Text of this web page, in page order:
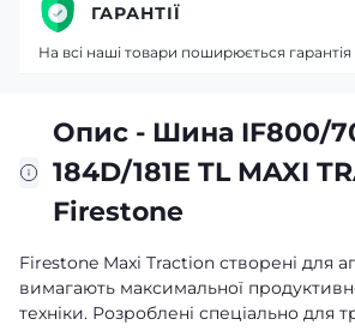
Опис - Шина IF800/
184D/181Е TL MAXI
Firestone
Firestone Maxi Traction створені для
вимагають максимальної
техніки. Розроблені спеціально для
ГАРАНТІЇ
На всі наші товари поширюється